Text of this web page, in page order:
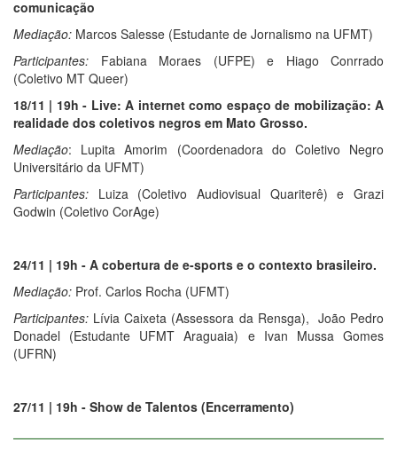
comunicação
Mediação: Marcos Salesse (Estudante de Jornalismo na UFMT)
Participantes: Fabiana Moraes (UFPE) e Hiago Conrrado
(Coletivo MT Queer)
18/11 | 19h - Live: A internet como espaço de mobilização: A
realidade dos coletivos negros em Mato Grosso.
Mediação: Lupita Amorim (Coordenadora do Coletivo Negro
Universitário da UFMT)
Participantes: Luiza (Coletivo Audiovisual Quariterê) e Grazi
Godwin (Coletivo CorAge)
24/11 | 19h - A cobertura de e-sports e o contexto brasileiro.
Mediação: Prof. Carlos Rocha (UFMT)
Participantes: Lívia Caixeta (Assessora da Rensga), João Pedro
Donadel (Estudante UFMT Araguaia) e Ivan Mussa Gomes
(UFRN)
27/11 | 19h - Show de Talentos (Encerramento)